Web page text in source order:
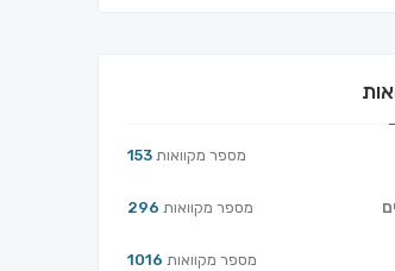
153 מספר מקוואות
296 מספר מקוואות
1016 מספר מקוואות